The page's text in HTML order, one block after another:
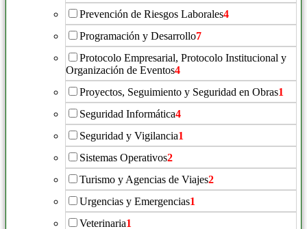
Prevención de Riesgos Laborales4
Programación y Desarrollo7
Protocolo Empresarial, Protocolo Institucional y
Organización de Eventos4
Proyectos, Seguimiento y Seguridad en Obras1
Seguridad Informática4
Seguridad y Vigilancia1
Sistemas Operativos2
Turismo y Agencias de Viajes2
Urgencias y Emergencias1
Veterinaria1